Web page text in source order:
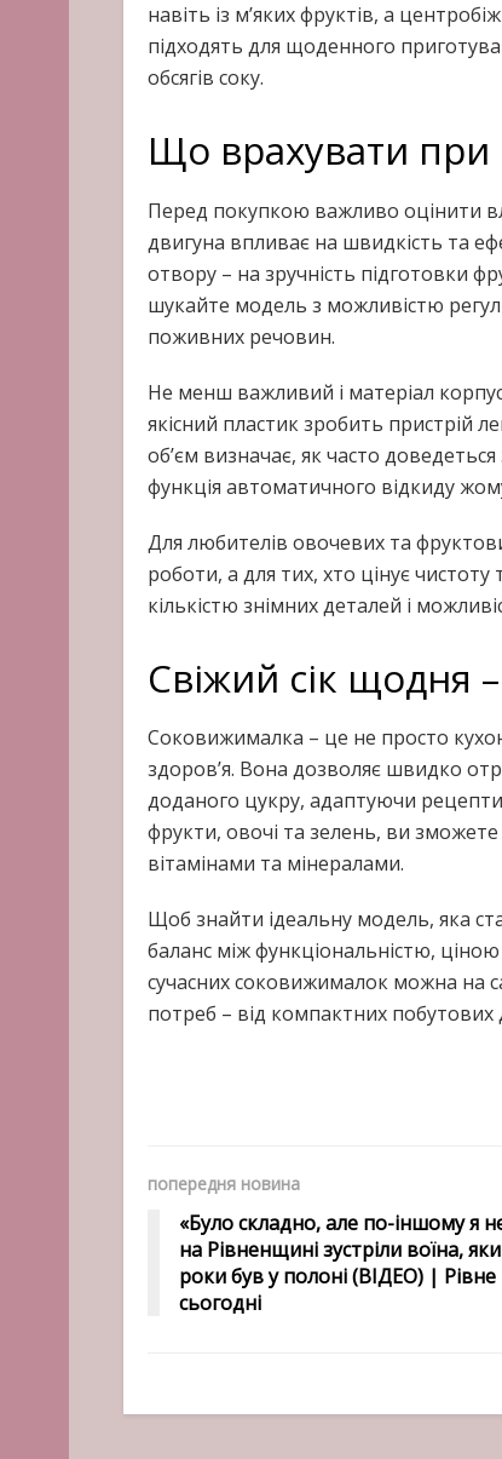
навіть із м’яких фруктів, а
підходять для щоденного
обсягів соку.
Що врахувати при
Перед покупкою важливо оцінити
двигуна впливає на швидкість та
отвору – на зручність підготовки
шукайте модель з можливістю
поживних речовин.
Не менш важливий і матеріал
якісний пластик зробить пристрій
об’єм визначає, як часто
функція автоматичного відкиду
Для любителів овочевих та
роботи, а для тих, хто цінує
кількістю знімних деталей і
Свіжий сік щодня –
Соковижималка – це не просто
здоров’я. Вона дозволяє швидко
доданого цукру, адаптуючи
фрукти, овочі та зелень, ви
вітамінами та мінералами.
Щоб знайти ідеальну модель, яка
баланс між функціональністю,
сучасних соковижималок можна на
потреб – від компактних
попередня новина
«Було складно, але по-іншому я
на Рівненщині зустріли воїна,
роки був у полоні (ВІДЕО) | Рівне
сьогодні